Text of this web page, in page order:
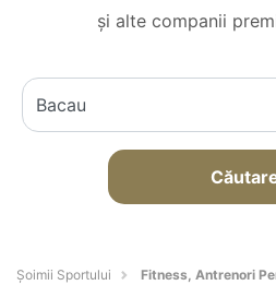
și alte companii
Șoimii Sportului Fitness, Antrenori